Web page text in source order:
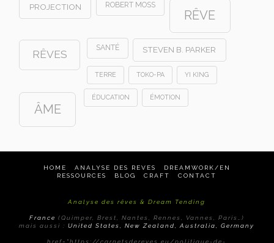
PROJECTION ROBERT MOSS
RÊVE
RÊVES
SANTÉ STEVEN B. PARKER
TERRE TOKO-PA YI KING
ÂME
ÉDUCATION ÉMOTION
HOME ANALYSE DES REVES
DREAMWORK/EN
RESSOURCES
BLOG CRAFT CONTACT
Analyse des rêves & Dream Tending
France (Quimper, Brest, Nantes, Rennes, Vannes, Paris…)
mais aussi :United States, New Zealand, Australia, Germany